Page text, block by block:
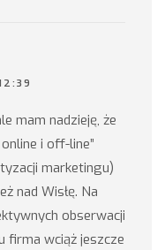
mam nadzieję, że
i off-line”
marketingu)
nad Wisłę. Na
obserwacji
firma wciąż jeszcze